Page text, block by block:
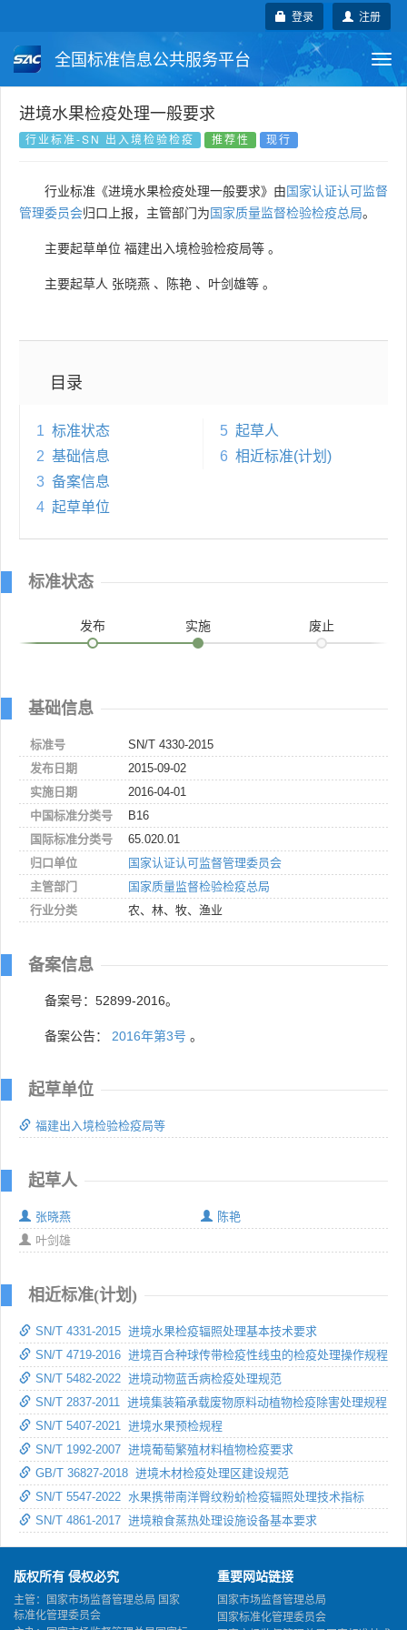
注册
登录
全国标准信息公共服务平台
国家标准 行业标准
国外标准 技术委员会
进境水果检疫处理一般要求
行业标准-SN 出入境检验检疫 推荐性 现行
行业标准《进境水果检疫处理一般要求》由国家认证认可监督
管理委员会归口上报，主管部门为国家质量监督检验检疫总局。
主要起草单位 福建出入境检验检疫局等 。
主要起草人 张晓燕 、 陈艳 、 叶剑雄等 。
目录
1 标准状态
2 基础信息
3 备案信息
4 起草单位
5 起草人
6 相近标准(计划)
标准状态
发布 实施 废止
基础信息
标准号
SN/T 4330-2015
发布日期
2015-09-02
实施日期
2016-04-01
中国标准分类号
B16
国际标准分类号
65.020.01
归口单位
国家认证认可监督管理委员会
主管部门
国家质量监督检验检疫总局
行业分类
农、林、牧、渔业
备案信息
备案号：52899-2016。
备案公告： 2016年第3号 。
起草单位
福建出入境检验检疫局等
起草人
张晓燕
陈艳
叶剑雄
相近标准(计划)
SN/T 4331-2015 进境水果检疫辐照处理基本技术要求
SN/T 4719-2016 进境百合种球传带检疫性线虫的检疫处理操作规程
SN/T 5482-2022 进境动物蓝舌病检疫处理规范
SN/T 2837-2011 进境集装箱承载废物原料动植物检疫除害处理规程
SN/T 5407-2021 进境水果预检规程
SN/T 1992-2007 进境葡萄繁殖材料植物检疫要求
GB/T 36827-2018 进境木材检疫处理区建设规范
SN/T 5547-2022 水果携带南洋臀纹粉蚧检疫辐照处理技术指标
SN/T 4861-2017 进境粮食蒸热处理设施设备基本要求
版权所有 侵权必究
主管：国家市场监督管理总局 国家
标准化管理委员会
重要网站链接
国家市场监督管理总局
国家标准化管理委员会